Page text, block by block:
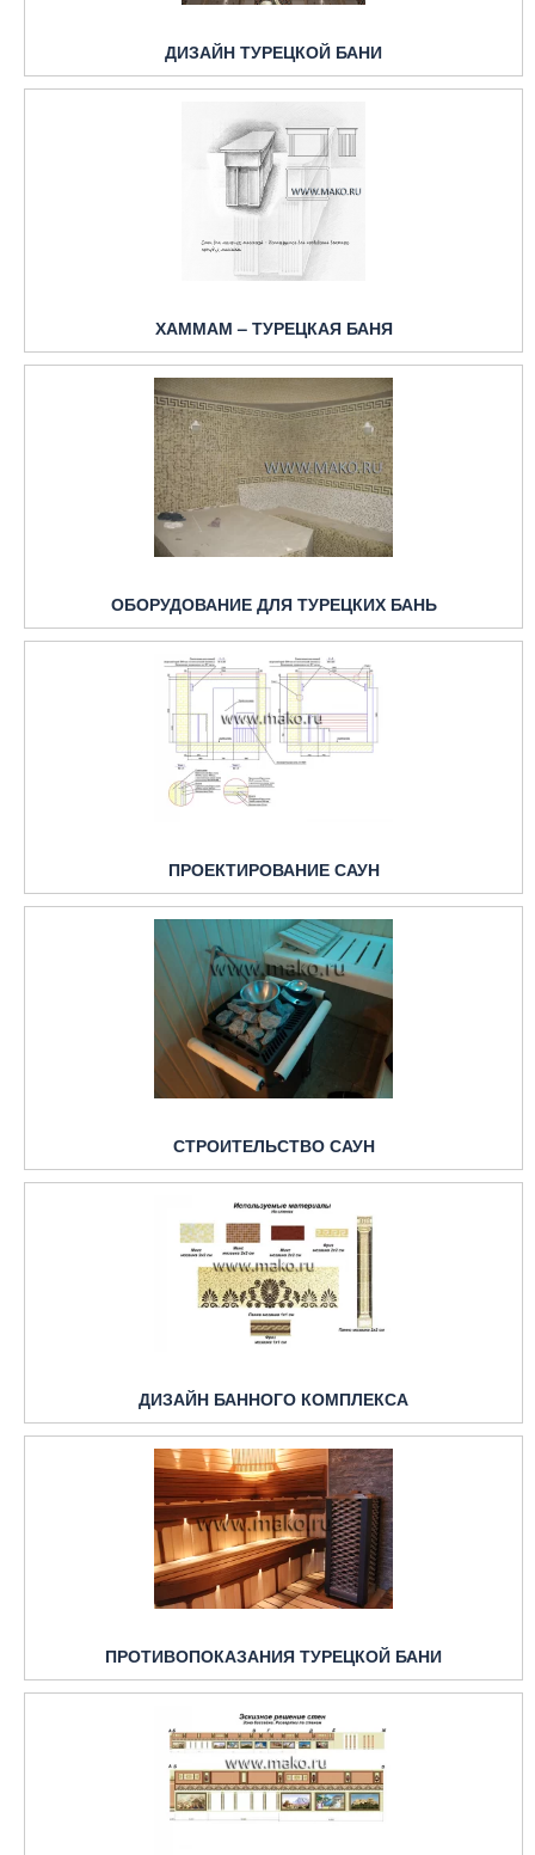
ДИЗАЙН ТУРЕЦКОЙ БАНИ
ХАММАМ – ТУРЕЦКАЯ БАНЯ
ОБОРУДОВАНИЕ ДЛЯ ТУРЕЦКИХ БАНЬ
ПРОЕКТИРОВАНИЕ САУН
СТРОИТЕЛЬСТВО САУН
ДИЗАЙН БАННОГО КОМПЛЕКСА
ПРОТИВОПОКАЗАНИЯ ТУРЕЦКОЙ БАНИ